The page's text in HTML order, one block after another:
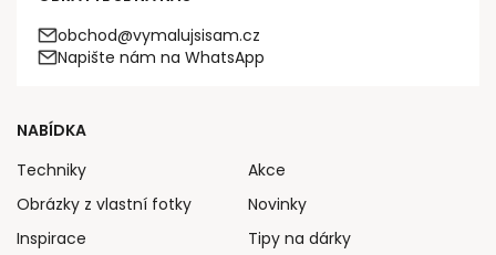
obchod@vymalujsisam.cz
Napište nám na WhatsApp
NABÍDKA
Techniky
Obrázky z vlastní fotky
Inspirace
Akce
Novinky
Tipy na dárky